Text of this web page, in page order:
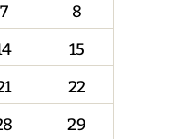
7
8
15
22
29